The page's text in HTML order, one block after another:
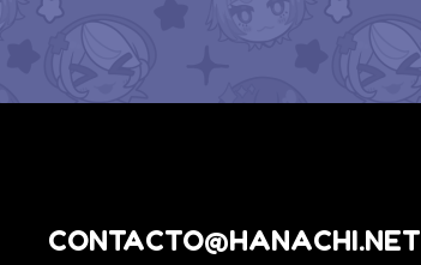
CONTACTO@HANACHI.NET